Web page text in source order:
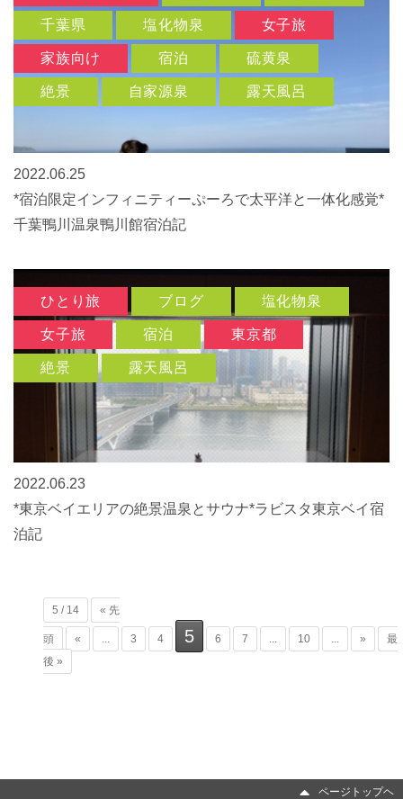
千葉県 塩化物泉 女子旅
家族向け 宿泊 硫黄泉
絶景 自家源泉 露天風呂
2022.06.25
*宿泊限定インフィニティーぷーろで太平洋と一体化感覚*
千葉鴨川温泉鴨川館宿泊記
ひとり旅 ブログ 塩化物泉
女子旅 宿泊 東京都
絶景 露天風呂
2022.06.23
*東京ベイエリアの絶景温泉とサウナ*ラビスタ東京ベイ宿
泊記
5 / 14 « 先
頭 « 3 4 5 6 7 10 »
最
後 »
ページトップヘ